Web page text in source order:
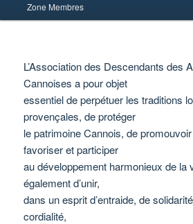
contenu
contenu
Zone Membres
L’Association des Descendants des
Cannoises a pour objet
essentiel de perpétuer les traditions
provençales, de protéger
le patrimoine Cannois, de
favoriser et participer
au développement harmonieux de la
également d’unir,
dans un esprit d’entraide, de
cordialité,